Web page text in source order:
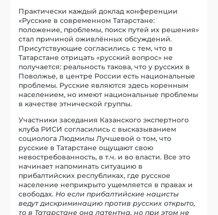
Практически каждый доклад конференции
«Русские в современном Татарстане:
положение, проблемы, поиск путей их решения»
стал причиной оживлённых обсуждений.
Присутствующие согласились с тем, что в
Татарстане отрицать «русский вопрос» не
получается: реальность такова, что у русских в
Поволжье, в центре России есть национальные
проблемы. Русские являются здесь коренным
населением, но имеют национальные проблемы
в качестве этнической группы.
Участники заседания Казанского экспертного
клуба РИСИ согласились с высказыванием
социолога Людмилы Лучшевой о том, что
русские в Татарстане ощущают свою
невостребованность, в т.ч. и во власти. Все это
начинает напоминать ситуацию в
прибалтийских республиках, где русское
население неприкрыто ущемляется в правах и
свободах. Но если прибалтийские нацисты
ведут дискриминацию против русских открыто,
то в Татарстане она латентна, но при этом не